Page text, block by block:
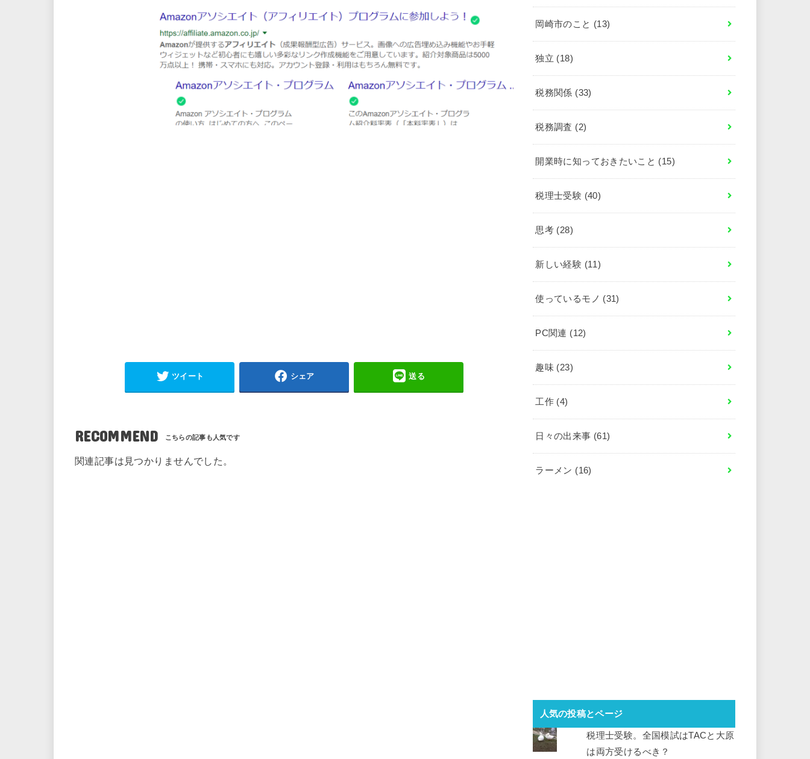
ツイート シェア 送る
RECOMMEND
関連記事は見つかりませんでした。
岡崎市のこと (13)
独立 (18)
税務関係 (33)
税務調査 (2)
開業時に知っておきたいこと (15)
税理士受験 (40)
思考 (28)
新しい経験 (11)
使っているモノ (31)
PC関連 (12)
趣味 (23)
工作 (4)
日々の出来事 (61)
ラーメン (16)
人気の投稿とページ
税理士受験。全国模試はTACと大原
は両方受けるべき？